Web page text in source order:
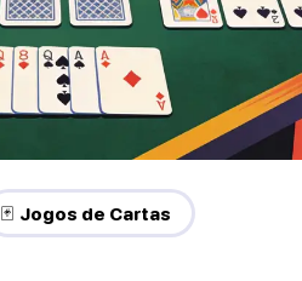
🃏 Jogos de Cartas